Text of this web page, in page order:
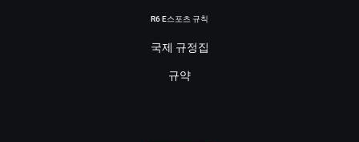
R6 E스포츠 규칙
국제 규정집
규약